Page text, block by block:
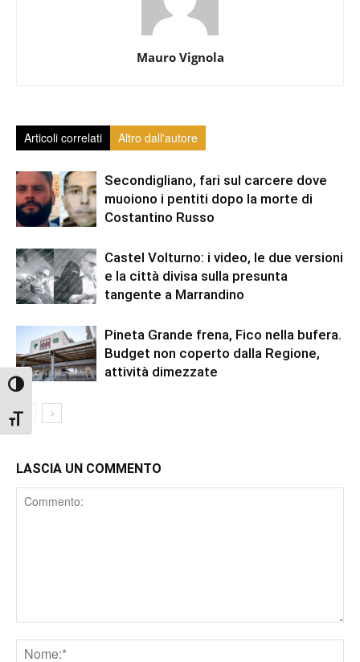
Attiva/disattiva alto contrasto
Attiva/disattiva dimensione testo
Mauro Vignola
Articoli correlati Altro dall'autore
Secondigliano, fari sul carcere dove
muoiono i pentiti dopo la morte di
Costantino Russo
Castel Volturno: i video, le due versioni
e la città divisa sulla presunta
tangente a Marrandino
Pineta Grande frena, Fico nella bufera.
Budget non coperto dalla Regione,
attività dimezzate
LASCIA UN COMMENTO
Comment
Nome